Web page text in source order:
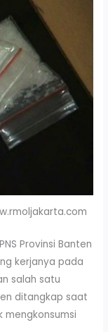
Provinsi Banten
kerjanya pada
salah satu
ditangkap saat
mengkonsumsi